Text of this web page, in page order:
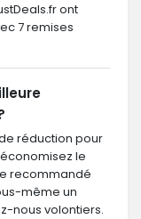
ont
7 remises
réduction pour
le
recommandé
même un
nous volontiers.